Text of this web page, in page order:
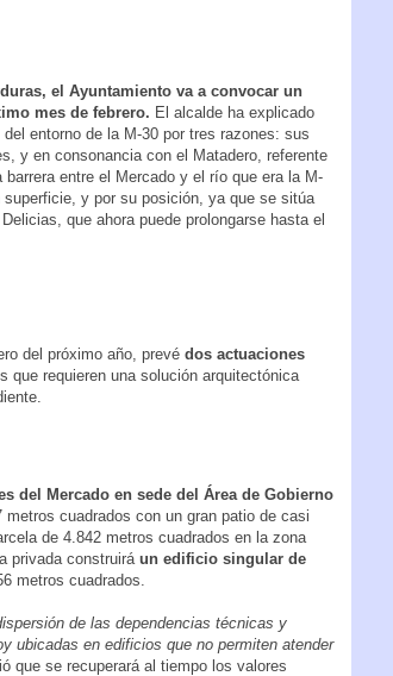
el Ayuntamiento va a convocar un
mes de febrero. El alcalde ha explicado
entorno de la M-30 por tres razones: sus
y en consonancia con el Matadero, referente
entre el Mercado y el río que era la M-
y por su posición, ya que se sitúa
que ahora puede prolongarse hasta el
del próximo año, prevé dos actuaciones
que requieren una solución arquitectónica
del Mercado en sede del Área de Gobierno
metros cuadrados con un gran patio de casi
de 4.842 metros cuadrados en la zona
privada construirá un edificio singular de
metros cuadrados.
de las dependencias técnicas y
ubicadas en edificios que no permiten atender
que se recuperará al tiempo los valores